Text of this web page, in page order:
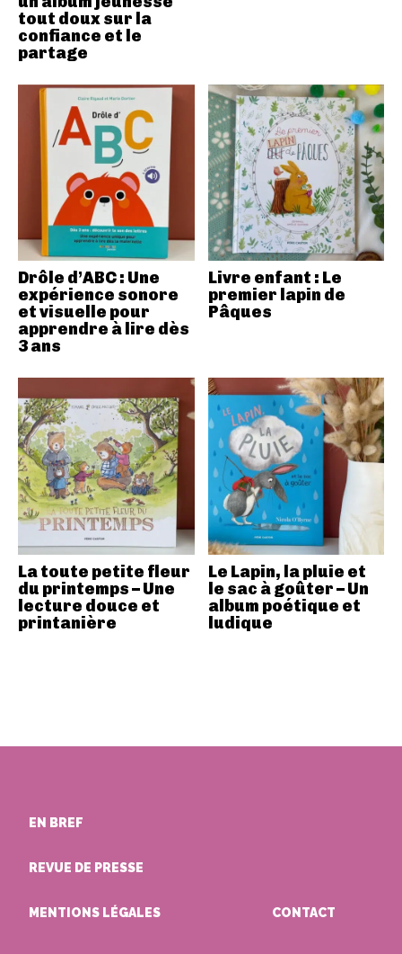
tout doux sur la
confiance et le
partage
Drôle d’ABC : Une
expérience sonore
et visuelle pour
apprendre à lire dès
3 ans
Livre enfant : Le
premier lapin de
Pâques
La toute petite fleur
du printemps – Une
lecture douce et
printanière
Le Lapin, la pluie et
le sac à goûter – Un
album poétique et
ludique
EN BREF
REVUE DE PRESSE
MENTIONS LÉGALES CONTACT